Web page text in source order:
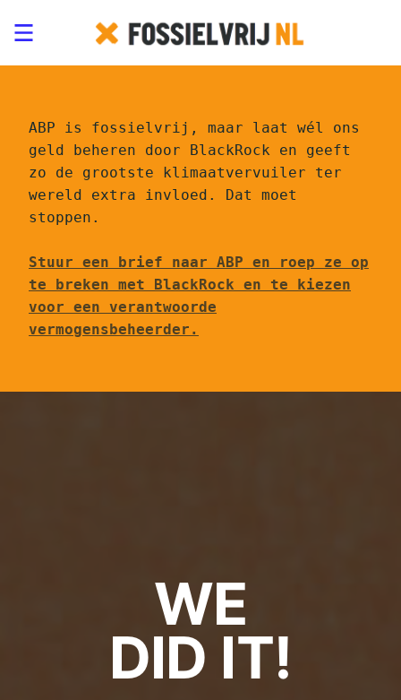
ABP is fossielvrij, maar laat wél ons
geld beheren door BlackRock en geeft
zo de grootste klimaatvervuiler ter
wereld extra invloed. Dat moet
stoppen.
Stuur een brief naar ABP en roep ze op
te breken met BlackRock en te kiezen
voor een verantwoorde
vermogensbeheerder.
WE
DID IT!